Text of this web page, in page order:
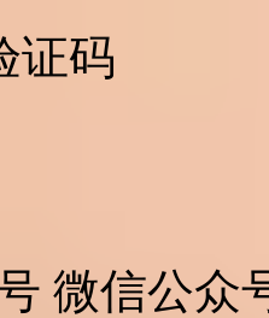
证码
微信公众